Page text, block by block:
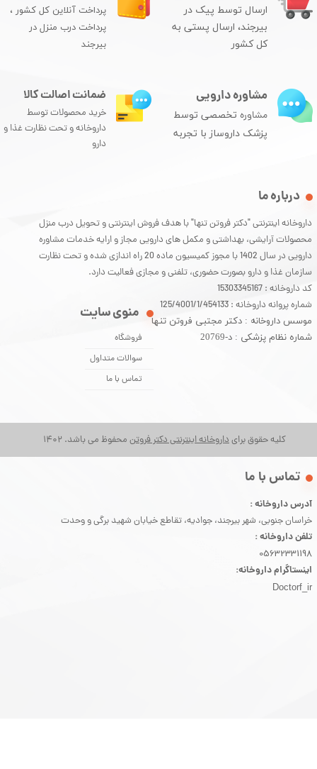
کلیه حقوق برایداروخانه اینترنتی دکتر فروتن محفوظ می باشد. 1402
ارسال توسط پیک در
بیرجند، ارسال پستی به
کل کشور
درباره ما
داروخانه اینترنتی "دکتر فروتن تنها" با هدف فروش اینترنتی و تحویل درب منزل
محصولات آرایشی، بهداشتی و مکمل های دارویی مجاز و ارایه خدمات مشاوره
دارویی در سال 1402 با مجوز کمیسیون ماده 20 راه اندازی شده و تحت نظارت
سازمان غذا و دارو بصورت حضوری، تلفنی و مجازی فعالیت دارد.
کد داروخانه : 15303345167
شماره پروانه داروخانه : 125/4001/1/454133
موسس داروخانه : دکتر مجتبی فروتن تنها
شماره نظام پزشکی : د-20769
منوی سایت
فروشگاه
سوالات متداول
تماس با ما
پرداخت آنلاین کل کشور ،
پرداخت درب منزل در
بیرجند
مشاوره دارویی
مشاوره تخصصی توسط
پزشک داروساز با تجربه
ضمانت اصالت کالا
خرید محصولات توسط
داروخانه و تحت نظارت غذا و
دارو
آدرس داروخانه :
خراسان جنوبی، شهر بیرجند، جوادیه، تقاطع خیابان شهید برگی و وحدت
تلفن داروخانه :
05632331198
اینستاگرام داروخانه:
Doctorf_ir
​تماس با ما